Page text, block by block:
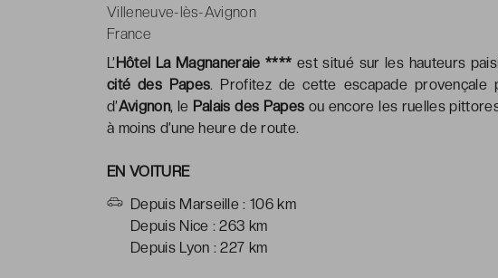
Villeneuve-lès-Avignon
France
L’Hôtel La Magnaneraie **** est situé sur les hauteurs
cité des Papes. Profitez de cette escapade
d’Avignon, le Palais des Papes ou encore les ruelles
à moins d’une heure de route.
EN VOITURE
Depuis Marseille : 106 km
Depuis Nice : 263 km
Depuis Lyon : 227 km